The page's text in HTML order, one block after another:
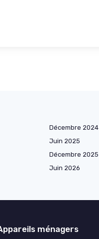
Décembre 2024
Juin 2025
Décembre 2025
Juin 2026
ménagers